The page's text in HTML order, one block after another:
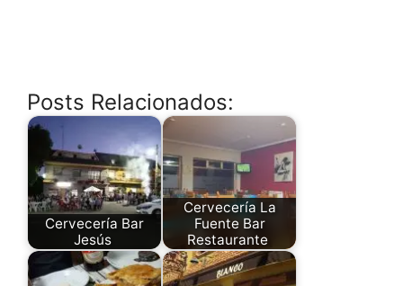
Posts Relacionados:
Cervecería Bar
Jesús
Cervecería La
Fuente Bar
Restaurante